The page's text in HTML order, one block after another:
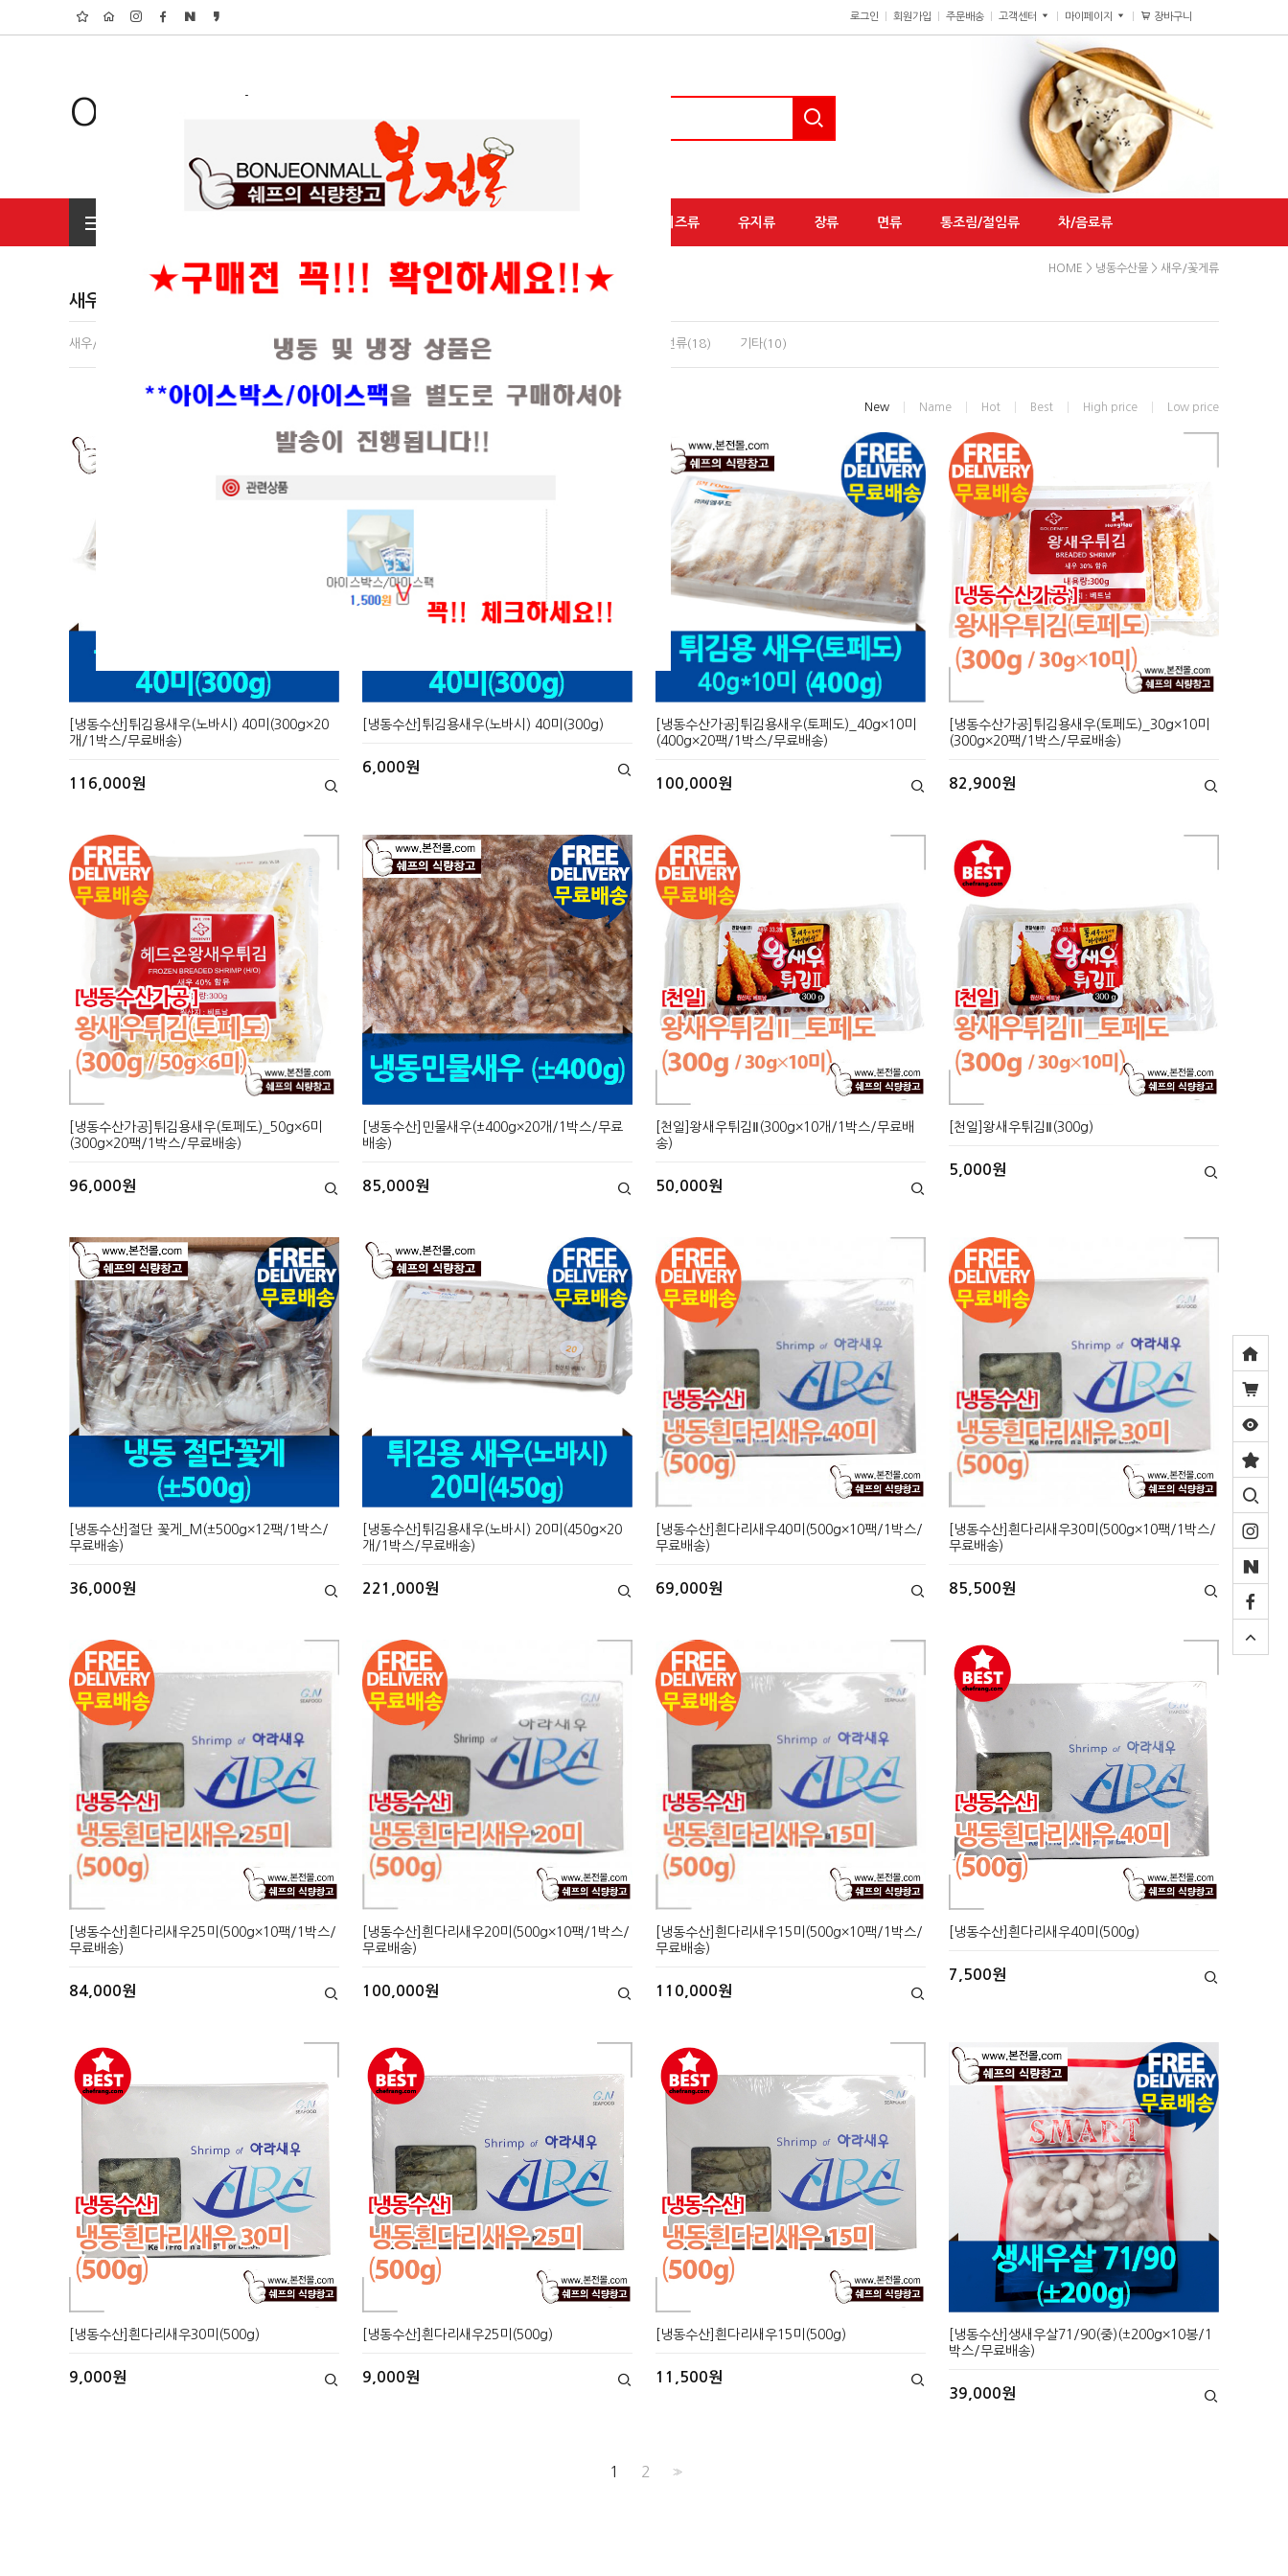
로그인 회원가입 주문배송 고객센터 마이페이지 장바구니
Organic Shop
유가공/치즈류 유지류 장류 면류 통조림/절임류 차/음료류
HOME > 냉동수산물 > 새우/꽃게류
새우/꽃게류
새우/꽃게류(53) 홍합/굴/조개(16) 오징어/낙지/쭈꾸미(24) 초밥재료(29) 생선류(18) 기타(10)
New Name Hot Best High price Low price
[냉동수산]튀김용새우(노바시) 40미(300g×20
개/1박스/무료배송)
116,000원
[냉동수산]튀김용새우(노바시) 40미(300g)
6,000원
[냉동수산가공]튀김용새우(토페도)_40g×10미
(400g×20팩/1박스/무료배송)
100,000원
[냉동수산가공]튀김용새우(토페도)_30g×10미
(300g×20팩/1박스/무료배송)
82,900원
[냉동수산가공]튀김용새우(토페도)_50g×6미
(300g×20팩/1박스/무료배송)
96,000원
[냉동수산]민물새우(±400g×20개/1박스/무료
배송)
85,000원
[천일]왕새우튀김Ⅱ(300g×10개/1박스/무료배
송)
50,000원
[천일]왕새우튀김Ⅱ(300g)
5,000원
[냉동수산]절단 꽃게_M(±500g×12팩/1박스/
무료배송)
36,000원
[냉동수산]튀김용새우(노바시) 20미(450g×20
개/1박스/무료배송)
221,000원
[냉동수산]흰다리새우40미(500g×10팩/1박스/
무료배송)
69,000원
[냉동수산]흰다리새우30미(500g×10팩/1박스/
무료배송)
85,500원
[냉동수산]흰다리새우25미(500g×10팩/1박스/
무료배송)
84,000원
[냉동수산]흰다리새우20미(500g×10팩/1박스/
무료배송)
100,000원
[냉동수산]흰다리새우15미(500g×10팩/1박스/
무료배송)
110,000원
[냉동수산]흰다리새우40미(500g)
7,500원
[냉동수산]흰다리새우30미(500g)
9,000원
[냉동수산]흰다리새우25미(500g)
9,000원
[냉동수산]흰다리새우15미(500g)
11,500원
[냉동수산]생새우살71/90(중)(±200g×10봉/1
박스/무료배송)
39,000원
1 2 >>
현재의 메세지창을 다시 표시하지 않음 CLOSE X
현재의 메세지창을 다시 표시하지 않음 CLOSE X